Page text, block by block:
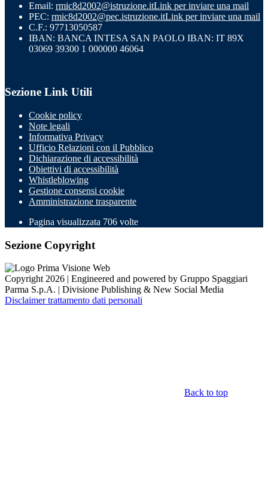
Email: rmic8d2002@istruzione.itLink per inviare una mail
PEC: rmic8d2002@pec.istruzione.itLink per inviare una mail
C.F.: 97713050587
IBAN: BANCA INTESA SAN PAOLO IBAN: IT 89X
03069 39300 1 000000 46064
Sezione Link Utili
Cookie policy
Note legali
Informativa Privacy
Ufficio Relazioni con il Pubblico
Dichiarazione di accessibilità
Obiettivi di accessibilità
Whistleblowing
Gestione consensi cookie
Amministrazione trasparente
Pagina visualizzata 706 volte
Sezione Copyright
Copyright 2026 | Engineered and powered by Gruppo Spaggiari
Parma S.p.A. | Divisione Publishing & New Social Media
Disclaimer trattamento dati personali
Back to top